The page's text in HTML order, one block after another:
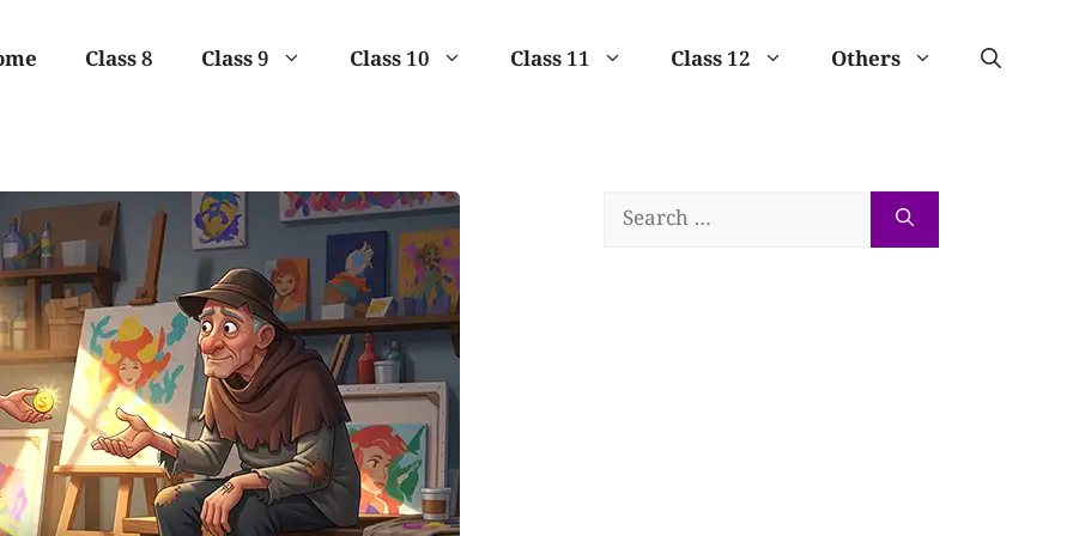
Class 8 Class 9 Class 10 Class 11 Class 12 Others